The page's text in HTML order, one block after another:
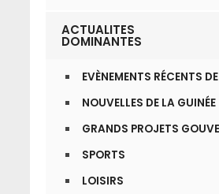
ACTUALITES
DOMINANTES
EVÈNEMENTS RÉCENTS
NOUVELLES DE LA GUINÉE
GRANDS PROJETS
SPORTS
LOISIRS